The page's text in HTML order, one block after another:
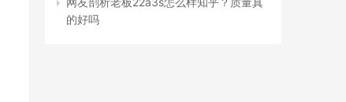
的好吗